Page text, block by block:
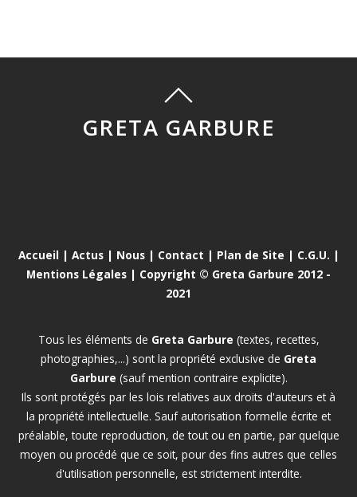
GRETA GARBURE
Accueil | Actus| Nous| Contact | Plan de Site | C.G.U. |
Mentions Légales | Copyright © Greta Garbure 2012 -
2021
Tous les éléments de Greta Garbure (textes, recettes,
photographies,...) sont la propriété exclusive de Greta
Garbure (sauf mention contraire explicite).
Ils sont protégés par les lois relatives aux droits d'auteurs et à
la propriété intellectuelle. Sauf autorisation formelle écrite et
préalable, toute reproduction, de tout ou en partie, par quelque
moyen ou procédé que ce soit, pour des fins autres que celles
d'utilisation personnelle, est strictement interdite.